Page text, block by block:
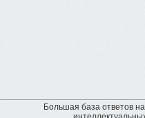
Большая база ответов